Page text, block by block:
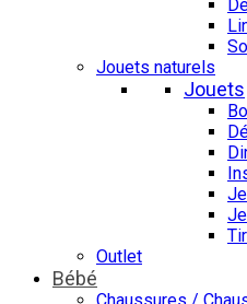
Jouets naturels
Jouets
Outlet
Bébé